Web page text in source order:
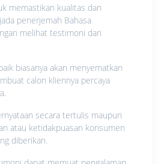
memastikan kualitas dan
penerjemah Bahasa
melihat testimoni dari
biasanya akan menyematkan
calon kliennya percaya
secara tertulis maupun
atau ketidakpuasan konsumen
diberikan.